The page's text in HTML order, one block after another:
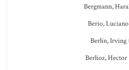
Bergmann,
Berio, Luciano
Berlin, Irving
Berlioz, Hector